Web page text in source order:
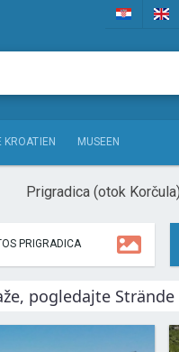
KROATIEN MUSEEN
Prigradica (otok
PRIGRADICA
pogledajte